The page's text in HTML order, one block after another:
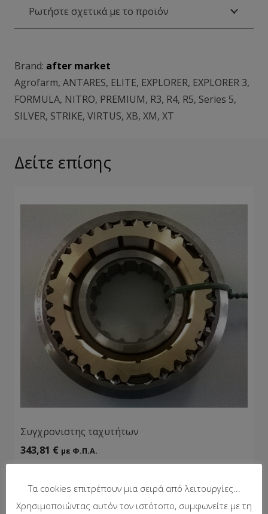
Ρωτήστε σχετικά με το προϊόν
Brand: after market
Agrofarm, ANTARES, ELITE, EXPLORER, EXPLORER 3,
FORMULA, NITRO, PREMIUM, R3, R4, R5, Series 5,
SILVER, STRIKE, VIRTUS, XB, XM, XT
Δείτε επίσης
Συγχρονιστης ταχυτήτων
343,81 € με Φ.Π.Α.
Τα cookies επιτρέπουν μια σειρά από λειτουργίες...
Χρησιμοποιώντας αυτόν τον ιστότοπο, συμφωνείτε με τη